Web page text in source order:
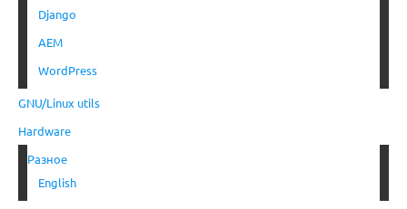
Django
AEM
WordPress
GNU/Linux utils
Hardware
Разное
English